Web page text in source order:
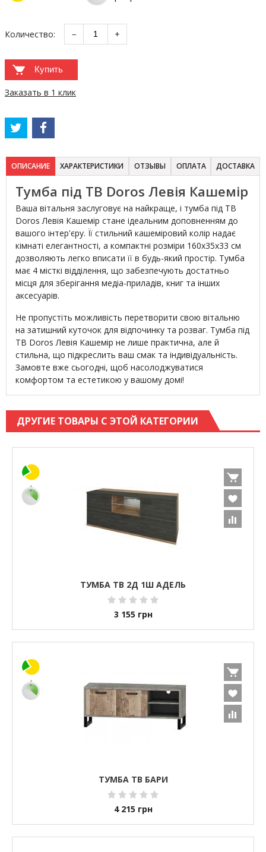
Количество: − +
Купить
Заказать в 1 клик
ОПИСАНИЕ ХАРАКТЕРИСТИКИ ОТЗЫВЫ ОПЛАТА ДОСТАВКА
Тумба під ТВ Doros Левія Кашемір
Ваша вітальня заслуговує на найкраще, і тумба під ТВ
Doros Левія Кашемір стане ідеальним доповненням до
вашого інтер'єру. Її стильний кашеміровий колір надає
кімнаті елегантності, а компактні розміри 160х35х33 см
дозволяють легко вписати її в будь-який простір. Тумба
має 4 місткі відділення, що забезпечують достатньо
місця для зберігання медіа-приладів, книг та інших
аксесуарів.
Не пропустіть можливість перетворити свою вітальню
на затишний куточок для відпочинку та розваг. Тумба під
ТВ Doros Левія Кашемір не лише практична, але й
стильна, що підкреслить ваш смак та індивідуальність.
Замовте вже сьогодні, щоб насолоджуватися
комфортом та естетикою у вашому домі!
ДРУГИЕ ТОВАРЫ С ЭТОЙ КАТЕГОРИИ
ТУМБА ТВ 2Д 1Ш АДЕЛЬ
3 155 грн
ТУМБА ТВ БАРИ
4 215 грн